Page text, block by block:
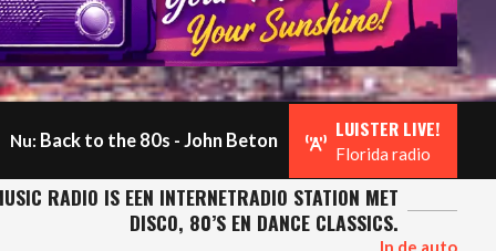
Nu: Back to the 80s - John Beton LUISTER LIVE!
Florida radio
RADIO IS EEN INTERNETRADIO STATION MET
DISCO, 80’S EN DANCE CLASSICS.
In de auto